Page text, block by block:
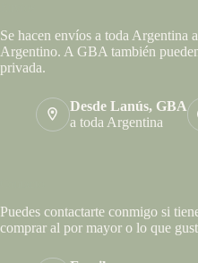
Se hacen envíos a toda Argentina
Argentino. A GBA también
privada.
Desde Lanús, GBA
a toda Argentina
Puedes contactarte conmigo si
comprar al por mayor o lo que